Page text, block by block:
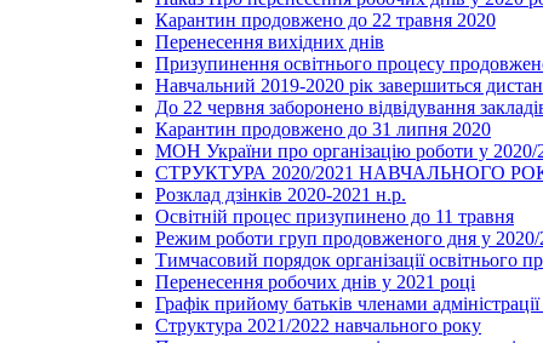
Карантин продовжено до 22 травня 2020
Перенесення вихідних днів
Призупинення освітнього процесу
Навчальний 2019-2020 рік завершиться
До 22 червня заборонено відвідування
Карантин продовжено до 31 липня 2020
МОН України про організацію роботи у 2020/
СТРУКТУРА 2020/2021 НАВЧАЛЬНОГО
Розклад дзінків 2020-2021 н.р.
Освітній процес призупинено до 11 травня
Режим роботи груп продовженого дня у
Тимчасовий порядок організації освітнього
Перенесення робочих днів у 2021 році
Графік прийому батьків членами
Структура 2021/2022 навчального року